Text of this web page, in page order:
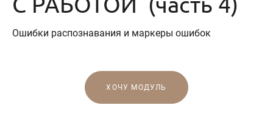
Ошибки распознавания и маркеры ошибок
ХОЧУ МОДУЛЬ